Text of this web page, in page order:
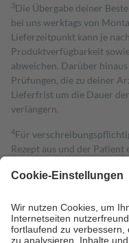
3Die Übergabe deiner
bei uns werktags von
Lieferzeitpunkt kann je
Produktverfügbarkeit
abweichen. Darüber
Prüfungen, die zu deiner
Lieferfrist um die Dauer
verlängern.
4Für
Rezept aus und der
Kosten dafür, der
Grundsätzlich leisten
Prozent des Abgabepreises,
höchstens zehn Euro.Es